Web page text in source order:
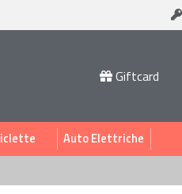
Giftcard
Auto Elettriche